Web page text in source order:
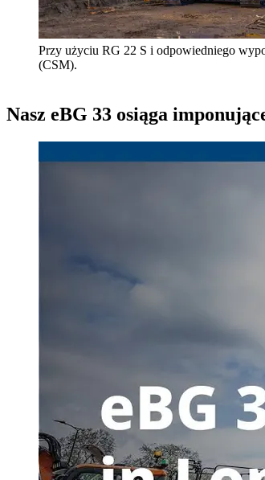
Przy użyciu RG 22 S i odpowiedniego
(CSM).
Nasz eBG 33 osiąga